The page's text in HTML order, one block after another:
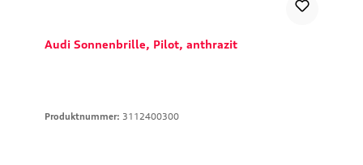
Audi Sonnenbrille, Pilot, anthrazit
Produktnummer: 3112400300